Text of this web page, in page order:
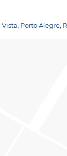
Porto Alegre,